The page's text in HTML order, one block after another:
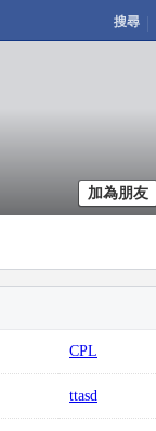
搜尋
加為朋友
CPL
ttasd